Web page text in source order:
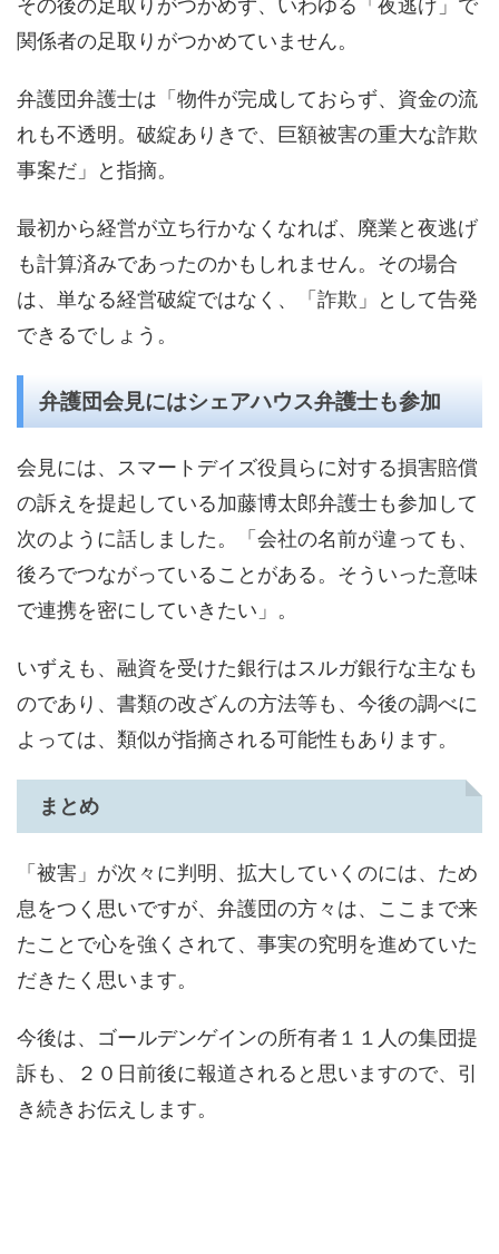
その後の足取りがつかめず、いわゆる「夜逃げ」で
関係者の足取りがつかめていません。
弁護団弁護士は「物件が完成しておらず、資金の流
れも不透明。破綻ありきで、巨額被害の重大な詐欺
事案だ」と指摘。
最初から経営が立ち行かなくなれば、廃業と夜逃げ
も計算済みであったのかもしれません。その場合
は、単なる経営破綻ではなく、「詐欺」として告発
できるでしょう。
弁護団会見にはシェアハウス弁護士も参加
会見には、スマートデイズ役員らに対する損害賠償
の訴えを提起している加藤博太郎弁護士も参加して
次のように話しました。「会社の名前が違っても、
後ろでつながっていることがある。そういった意味
で連携を密にしていきたい」。
いずえも、融資を受けた銀行はスルガ銀行な主なも
のであり、書類の改ざんの方法等も、今後の調べに
よっては、類似が指摘される可能性もあります。
まとめ
「被害」が次々に判明、拡大していくのには、ため
息をつく思いですが、弁護団の方々は、ここまで来
たことで心を強くされて、事実の究明を進めていた
だきたく思います。
今後は、ゴールデンゲインの所有者１１人の集団提
訴も、２０日前後に報道されると思いますので、引
き続きお伝えします。